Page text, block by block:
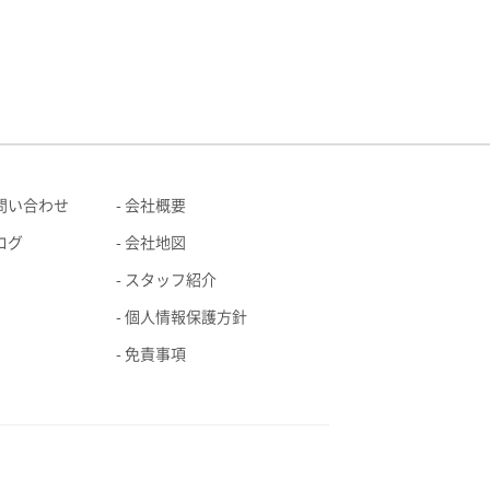
い合わせ
グ
会社概要
会社地図
スタッフ紹介
個人情報保護方針
免責事項